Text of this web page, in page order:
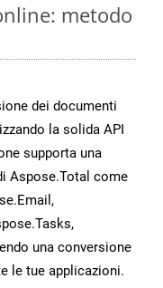
metodo
dei documenti
la solida API
supporta una
Aspose.Total come
una conversione
le tue applicazioni.